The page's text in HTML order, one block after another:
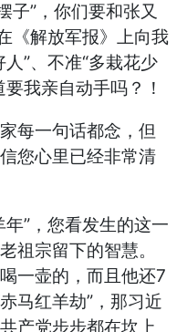
子”，你们要和张又
《解放军报》上向我
”、不准“多栽花少
我亲自动手吗？！
一句话都念，但
您心里已经非常清
”，您看发生的这一
祖宗留下的智慧。
一壶的，而且他还7
马红羊劫”，那习近
产党步步都在坎上